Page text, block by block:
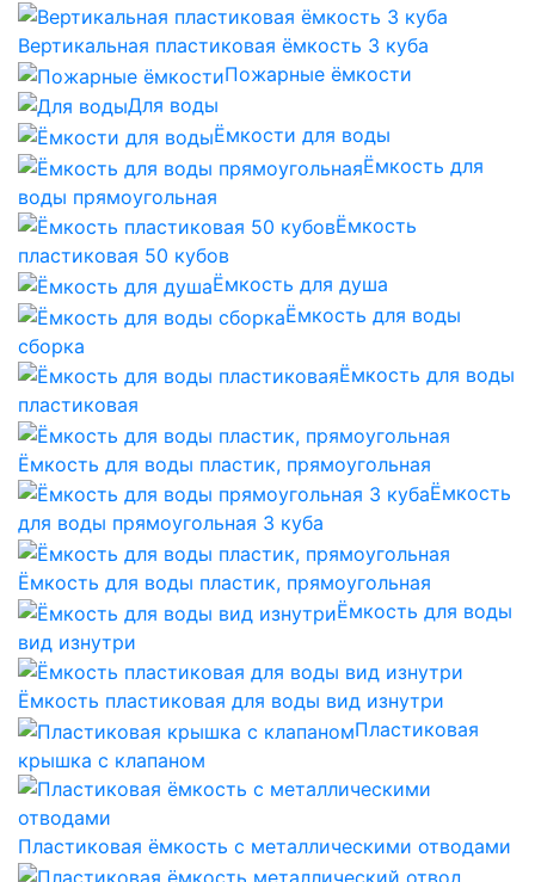
Вертикальная пластиковая ёмкость 3 куба
Пожарные ёмкости
Для воды
Ёмкости для воды
Ёмкость для
воды прямоугольная
Ёмкость
пластиковая 50 кубов
Ёмкость для душа
Ёмкость для воды
сборка
Ёмкость для воды
пластиковая
Ёмкость для воды пластик, прямоугольная
Ёмкость
для воды прямоугольная 3 куба
Ёмкость для воды пластик, прямоугольная
Ёмкость для воды
вид изнутри
Ёмкость пластиковая для воды вид изнутри
Пластиковая
крышка с клапаном
Пластиковая ёмкость с металлическими отводами